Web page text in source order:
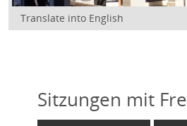
Translate into English
Sitzungen mit